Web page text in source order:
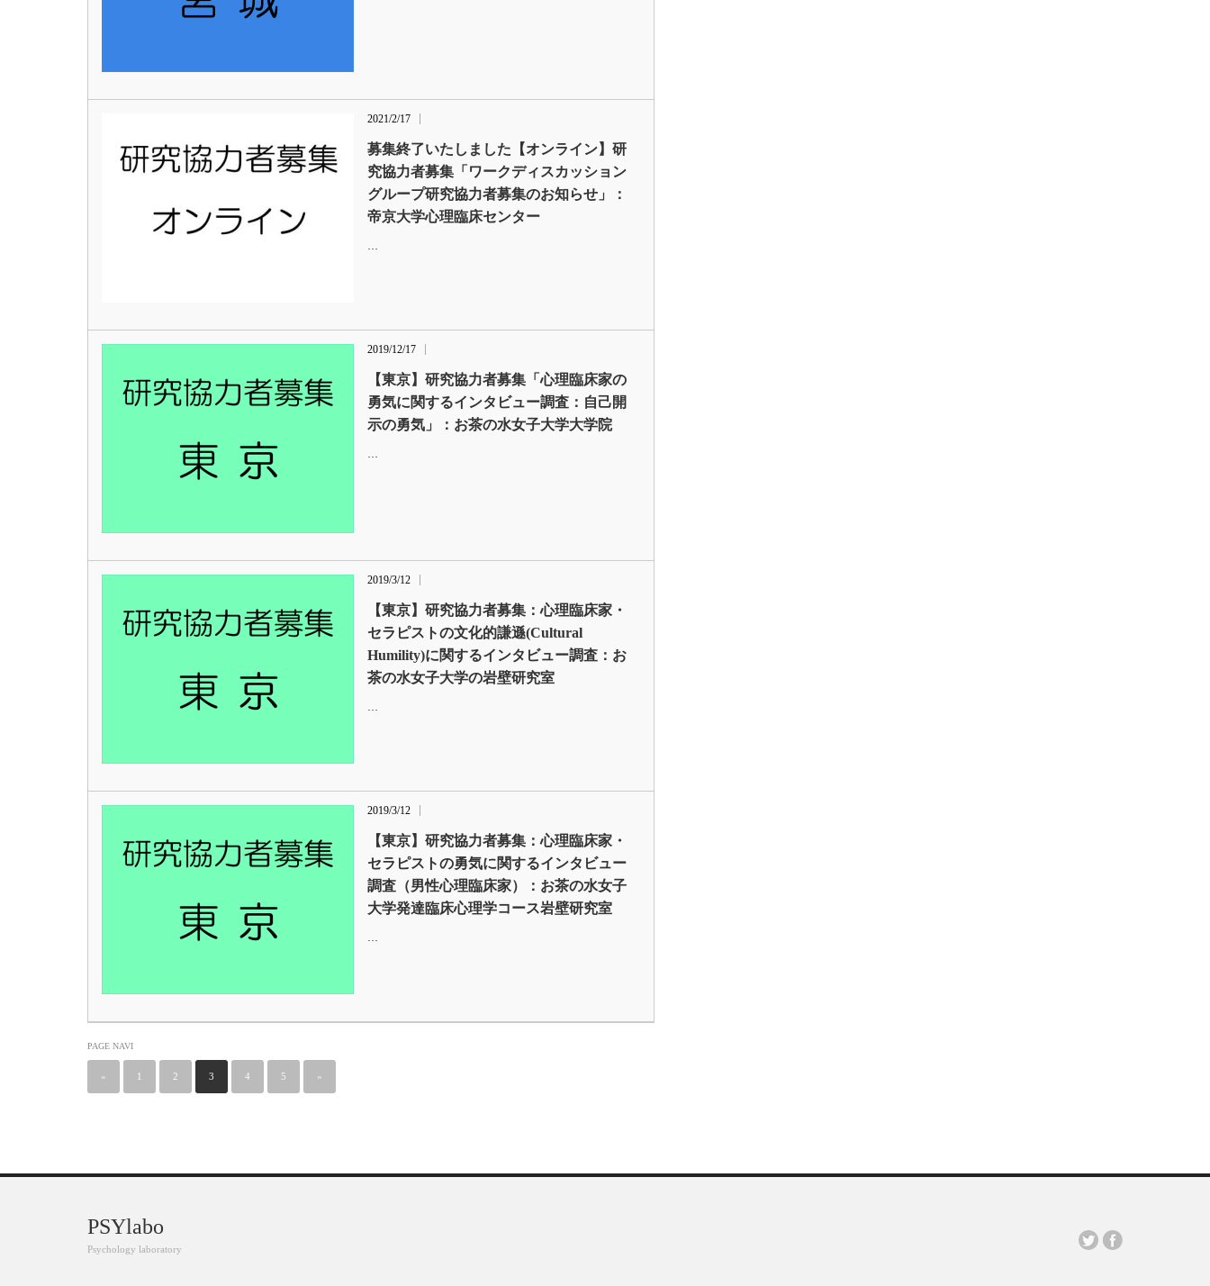
2021/2/17
募集終了いたしました【オンライン】研
究協力者募集「ワークディスカッション
グループ研究協力者募集のお知らせ」：
帝京大学心理臨床センター
…
2019/12/17
【東京】研究協力者募集「心理臨床家の
勇気に関するインタビュー調査：自己開
示の勇気」：お茶の水女子大学大学院
…
2019/3/12
【東京】研究協力者募集：心理臨床家・
セラピストの文化的謙遜(Cultural
Humility)に関するインタビュー調査：お
茶の水女子大学の岩壁研究室
…
2019/3/12
【東京】研究協力者募集：心理臨床家・
セラピストの勇気に関するインタビュー
調査（男性心理臨床家）：お茶の水女子
大学発達臨床心理学コース岩壁研究室
…
PAGE NAVI
« 1 2 3 4 5 »
PSYlabo
Psychology laboratory